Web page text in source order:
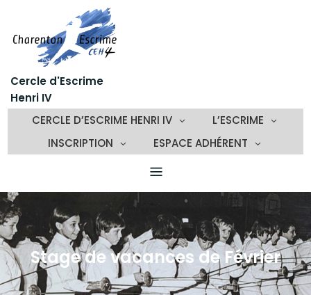
content
Cercle d'Escrime
Henri IV
CERCLE D’ESCRIME HENRI IV
L’ESCRIME
INSCRIPTION
ESPACE ADHÉRENT
Stage de vacances de Février